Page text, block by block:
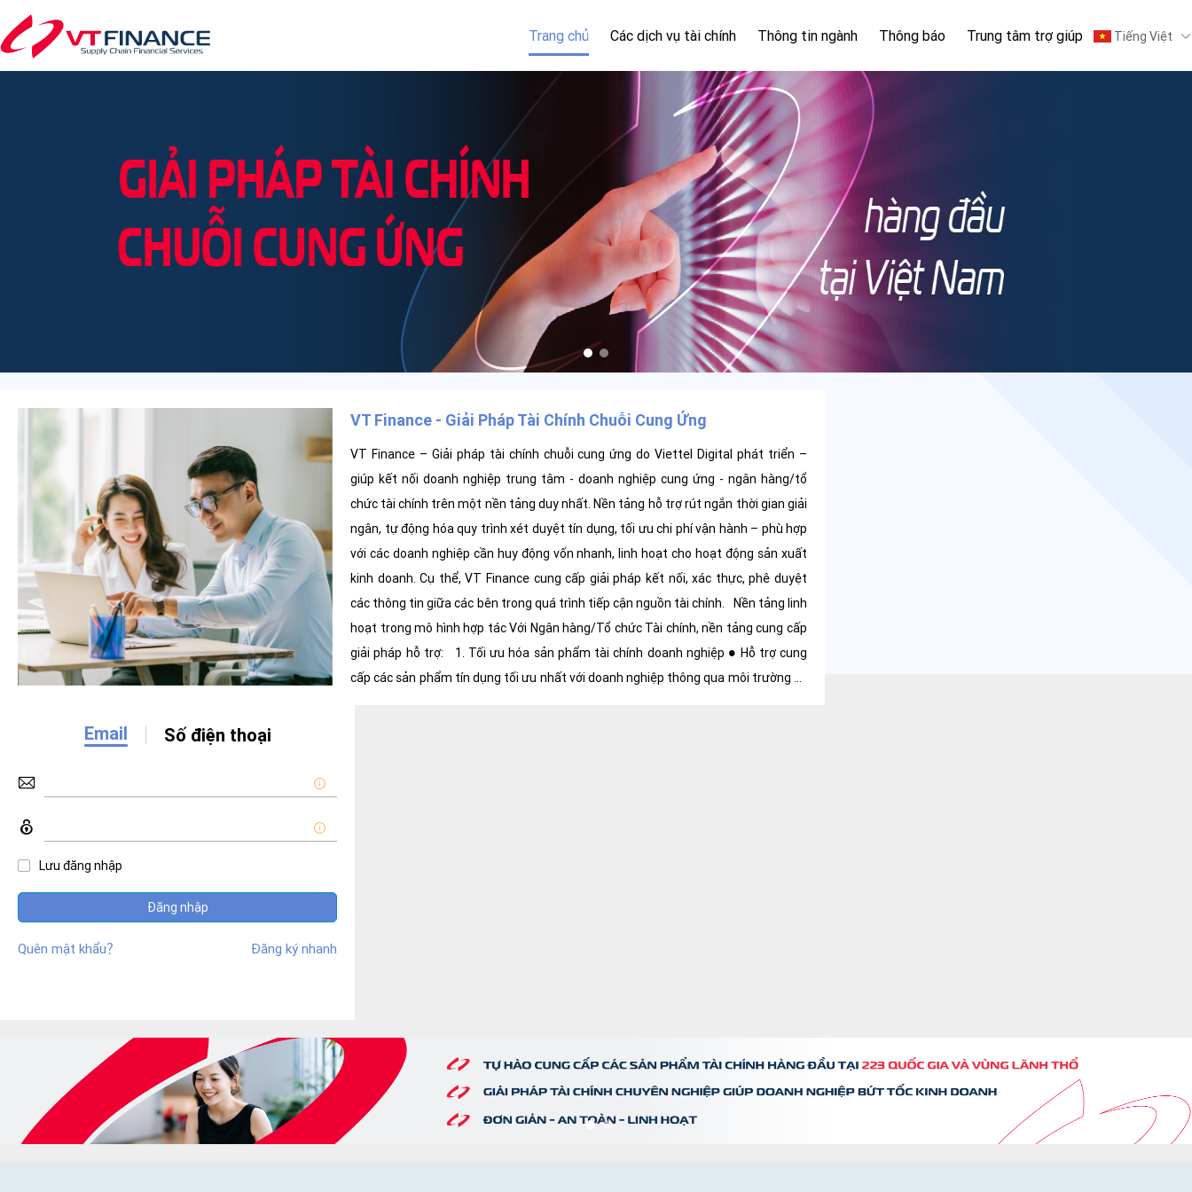
Trang chủ Các dịch vụ tài chính Thông tin ngành Thông báo Trung tâm trợ giúp Tiếng Việt
VT Finance - Giải Pháp Tài Chính Chuỗi Cung Ứng
VT Finance – Giải pháp tài chính chuỗi cung ứng do Viettel Digital phát triển –
giúp kết nối doanh nghiệp trung tâm - doanh nghiệp cung ứng - ngân hàng/tổ
chức tài chính trên một nền tảng duy nhất. Nền tảng hỗ trợ rút ngắn thời gian giải
ngân, tự động hóa quy trình xét duyệt tín dụng, tối ưu chi phí vận hành – phù hợp
với các doanh nghiệp cần huy động vốn nhanh, linh hoạt cho hoạt động sản xuất
kinh doanh. Cụ thể, VT Finance cung cấp giải pháp kết nối, xác thực, phê duyệt
các thông tin giữa các bên trong quá trình tiếp cận nguồn tài chính. Nền tảng linh
hoạt trong mô hình hợp tác Với Ngân hàng/Tổ chức Tài chính, nền tảng cung cấp
giải pháp hỗ trợ: 1. Tối ưu hóa sản phẩm tài chính doanh nghiệp ● Hỗ trợ cung
cấp các sản phẩm tín dụng tối ưu nhất với doanh nghiệp thông qua môi trường số
2. Cải thiện chuỗi cung ứng ● Các giao dịch thanh toán đúng hạn, nguồn vốn được
luân chuyển liên tục, tạo sự tin tưởng trong hợp tác kinh doanh và nâng cao sự ổn
định của chuỗi cung ứng. 3. Tối ưu chỉ số trong Báo cáo tài chính ● Thông qua giải
pháp của nền tảng, Doanh nghiệp trung tâm gia tăng năng lực đàm phán với nhà
Email Số điện thoại
Lưu đăng nhập
Đăng nhập
Quên mật khẩu？ Đăng ký nhanh